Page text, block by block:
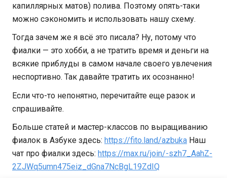
капиллярных матов) полива. Поэтому опять-таки
можно сэкономить и использовать нашу схему.
Тогда зачем же я всё это писала? Ну, потому что
фиалки — это хобби, а не тратить время и деньги на
всякие приблуды в самом начале своего увлечения
неспортивно. Так давайте тратить их осознанно!
Если что-то непонятно, перечитайте еще разок и
спрашивайте.
Больше статей и мастер-классов по выращиванию
фиалок в Азбуке здесь: https://fito.land/azbuka Наш
чат про фиалки здесь: https://max.ru/join/-szh7_AahZ-
2ZJWq5umn475eiz_dGna7NcBgL19ZdIQ